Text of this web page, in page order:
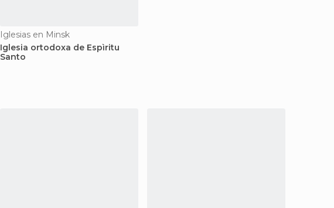
Iglesias en Minsk
Iglesia ortodoxa de Espìritu
Santo